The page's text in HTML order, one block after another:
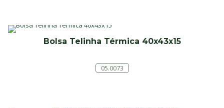
Bolsa Telinha Térmica 40x43x15
05.0073